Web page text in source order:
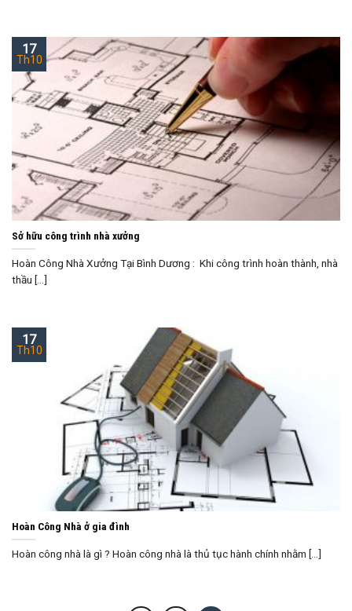
Sở hữu công trình nhà xưởng
Hoàn Công Nhà Xưởng Tại Bình Dương : Khi công trình hoàn thành, nhà
thầu [...]
17
Th10
Hoàn Công Nhà ở gia đình
Hoàn công nhà là gì ? Hoàn công nhà là thủ tục hành chính nhằm [...]
17
Th10